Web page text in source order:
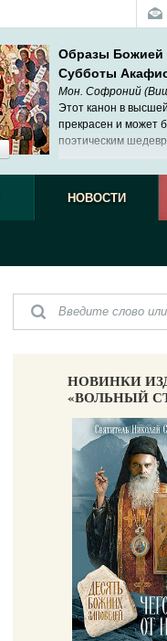
Образы Божией
Субботы
Мон. Софроний
Этот канон в
прекрасен и может
поэтическим
НОВОСТИ
НОВИНКИ
«ВОЛЬНЫЙ